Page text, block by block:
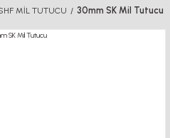
MİL TUTUCU 30mm SK Mil Tutucu